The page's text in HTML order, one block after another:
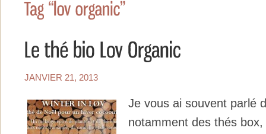
JANVIER 21, 2013
Je vous ai souvent parlé
notamment des thés